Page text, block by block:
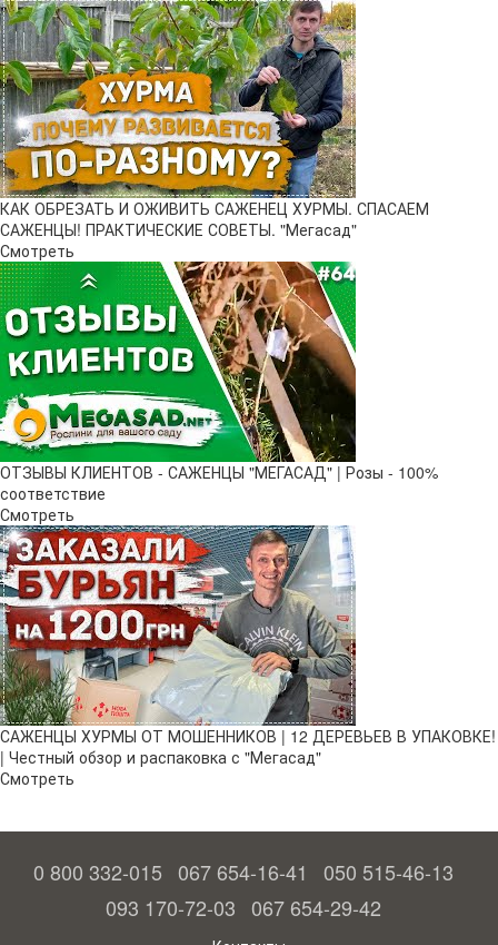
КАК ОБРЕЗАТЬ И ОЖИВИТЬ САЖЕНЕЦ ХУРМЫ. СПАСАЕМ
САЖЕНЦЫ! ПРАКТИЧЕСКИЕ СОВЕТЫ. "Мегасад"
Смотреть
ОТЗЫВЫ КЛИЕНТОВ - САЖЕНЦЫ "МЕГАСАД" | Розы - 100%
соответствие
Смотреть
САЖЕНЦЫ ХУРМЫ ОТ МОШЕННИКОВ | 12 ДЕРЕВЬЕВ В УПАКОВКЕ!
| Честный обзор и распаковка с "Мегасад"
Смотреть
0 800 332-015 067 654-16-41
050 515-46-13
093 170-72-03 067 654-29-42